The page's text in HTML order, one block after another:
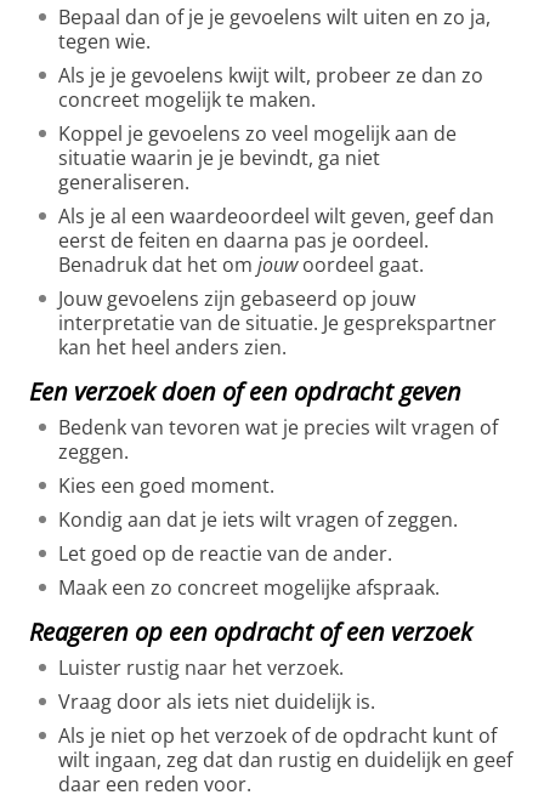
Bepaal dan of je je gevoelens wilt uiten en zo ja,
tegen wie.
Als je je gevoelens kwijt wilt, probeer ze dan zo
concreet mogelijk te maken.
Koppel je gevoelens zo veel mogelijk aan de
situatie waarin je je bevindt, ga niet
generaliseren.
Als je al een waardeoordeel wilt geven, geef dan
eerst de feiten en daarna pas je oordeel.
Benadruk dat het om jouwoordeel gaat.
Jouw gevoelens zijn gebaseerd op jouw
interpretatie van de situatie. Je gesprekspartner
kan het heel anders zien.
Een verzoek doen of een opdracht geven
Bedenk van tevoren wat je precies wilt vragen of
zeggen.
Kies een goed moment.
Kondig aan dat je iets wilt vragen of zeggen.
Let goed op de reactie van de ander.
Maak een zo concreet mogelijke afspraak.
Reageren op een opdracht of een verzoek
Luister rustig naar het verzoek.
Vraag door als iets niet duidelijk is.
Als je niet op het verzoek of de opdracht kunt of
wilt ingaan, zeg dat dan rustig en duidelijk en geef
daar een reden voor.